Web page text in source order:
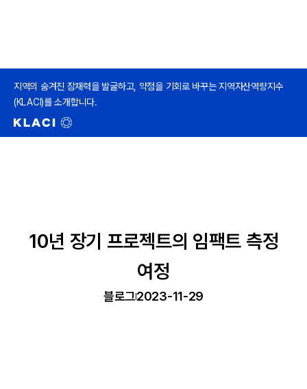
지역의 숨겨진 잠재력을 발굴하고, 약점을 기회로 바꾸는 지역자산역량지수
(KLACI)를 소개합니다.
10년 장기 프로젝트의 임팩트 측정
여정
블로그2023-11-29